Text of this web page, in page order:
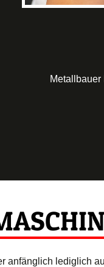
anfänglich lediglich